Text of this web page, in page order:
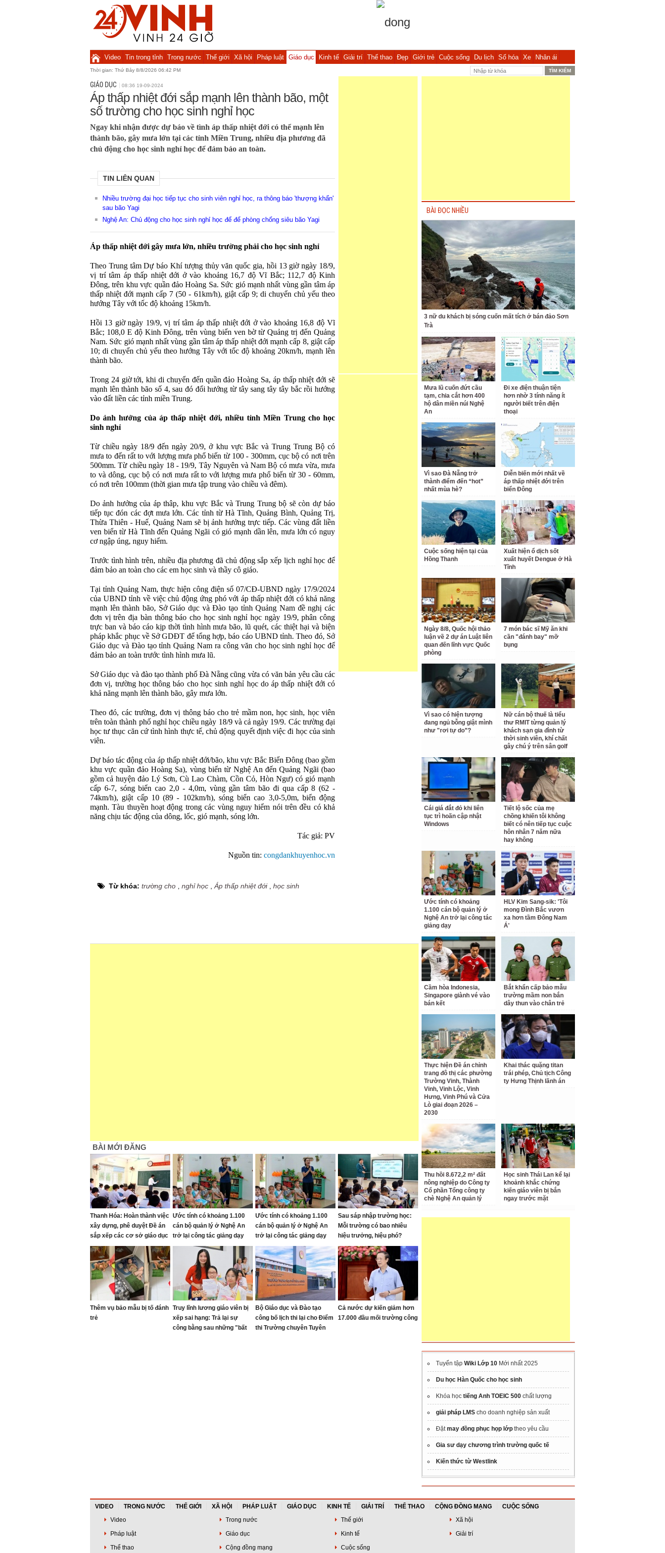
Video Tin trong tỉnh Trong nước Thế giới Xã hội Pháp luật Giáo dục Kinh tế Giải trí Thể thao Đẹp Giới trẻ Cuộc sống Du lịch Số hóa Xe Nhân ái
Thời gian: Thứ Bảy 8/8/2026 06:42 PM
GIÁO DỤC 08:36 19-09-2024
Áp thấp nhiệt đới sắp mạnh lên thành bão, một
số trường cho học sinh nghỉ học
Ngay khi nhận được dự báo về tình áp thấp nhiệt đới có thể mạnh lên
thành bão, gây mưa lớn tại các tỉnh Miền Trung, nhiều địa phương đã
chủ động cho học sinh nghỉ học để đảm bảo an toàn.
TIN LIÊN QUAN
Nhiều trường đại học tiếp tục cho sinh viên nghỉ học, ra thông báo 'thượng khẩn'
sau bão Yagi
Nghệ An: Chủ động cho học sinh nghỉ học để để phòng chống siêu bão Yagi
Áp thấp nhiệt đới gây mưa lớn, nhiều trường phải cho học sinh nghỉ
Theo Trung tâm Dự báo Khí tượng thủy văn quốc gia, hồi 13 giờ ngày 18/9,
vị trí tâm áp thấp nhiệt đới ở vào khoảng 16,7 độ Vĩ Bắc; 112,7 độ Kinh
Đông, trên khu vực quần đảo Hoàng Sa. Sức gió mạnh nhất vùng gần tâm áp
thấp nhiệt đới mạnh cấp 7 (50 - 61km/h), giật cấp 9; di chuyển chủ yếu theo
hướng Tây với tốc độ khoảng 15km/h.
Hồi 13 giờ ngày 19/9, vị trí tâm áp thấp nhiệt đới ở vào khoảng 16,8 độ Vĩ
Bắc; 108,0 E độ Kinh Đông, trên vùng biển ven bờ từ Quảng trị đến Quảng
Nam. Sức gió mạnh nhất vùng gần tâm áp thấp nhiệt đới mạnh cấp 8, giật cấp
10; di chuyển chủ yếu theo hướng Tây với tốc độ khoảng 20km/h, mạnh lên
thành bão.
Trong 24 giờ tới, khi di chuyển đến quần đảo Hoàng Sa, áp thấp nhiệt đới sẽ
mạnh lên thành bão số 4, sau đó đổi hướng từ tây sang tây tây bắc rồi hướng
vào đất liền các tỉnh miền Trung.
Do ảnh hưởng của áp thấp nhiệt đới, nhiều tỉnh Miền Trung cho học
sinh nghỉ
Từ chiều ngày 18/9 đến ngày 20/9, ở khu vực Bắc và Trung Trung Bộ có
mưa to đến rất to với lượng mưa phổ biến từ 100 - 300mm, cục bộ có nơi trên
500mm. Từ chiều ngày 18 - 19/9, Tây Nguyên và Nam Bộ có mưa vừa, mưa
to và dông, cục bộ có nơi mưa rất to với lượng mưa phổ biến từ 30 - 60mm,
có nơi trên 100mm (thời gian mưa tập trung vào chiều và đêm).
Do ảnh hưởng của áp thâp, khu vực Bắc và Trung Trung bộ sẽ còn dự báo
tiếp tục đón các đợt mưa lớn. Các tỉnh từ Hà Tĩnh, Quảng Bình, Quảng Trị,
Thừa Thiên - Huế, Quảng Nam sẽ bị ảnh hưởng trực tiếp. Các vùng đất liền
ven biển từ Hà Tĩnh đến Quảng Ngãi có gió mạnh dần lên, mưa lớn có nguy
cơ ngập úng, nguy hiểm.
Trước tình hình trên, nhiều địa phương đã chủ động sắp xếp lịch nghỉ học để
đảm bảo an toàn cho các em học sinh và thầy cô giáo.
Tại tỉnh Quảng Nam, thực hiện công điện số 07/CĐ-UBND ngày 17/9/2024
của UBND tỉnh về việc chủ động ứng phó với áp thấp nhiệt đới có khả năng
mạnh lên thành bão, Sở Giáo dục và Đào tạo tỉnh Quảng Nam đề nghị các
đơn vị trên địa bàn thông báo cho học sinh nghỉ học ngày 19/9, phân công
trực ban và báo cáo kịp thời tình hình mưa bão, lũ quét, các thiệt hại và biện
pháp khắc phục về Sở GDĐT để tổng hợp, báo cáo UBND tỉnh. Theo đó, Sở
Giáo dục và Đào tạo tỉnh Quảng Nam ra công văn cho học sinh nghỉ học để
đảm bảo an toàn trước tình hình mưa lũ.
Sở Giáo dục và đào tạo thành phố Đà Nẵng cũng vừa có văn bản yêu cầu các
đơn vị, trường học thông báo cho học sinh nghỉ học do áp thấp nhiệt đới có
khả năng mạnh lên thành bão, gây mưa lớn.
Theo đó, các trường, đơn vị thông báo cho trẻ mầm non, học sinh, học viên
trên toàn thành phố nghỉ học chiều ngày 18/9 và cả ngày 19/9. Các trường đại
học tư thục căn cứ tình hình thực tế, chủ động quyết định việc đi học của sinh
viên.
Dự báo tác động của áp thấp nhiệt đới/bão, khu vực Bắc Biển Đông (bao gồm
khu vực quần đảo Hoàng Sa), vùng biển từ Nghệ An đến Quảng Ngãi (bao
gồm cả huyện đảo Lý Sơn, Cù Lao Chàm, Cồn Cỏ, Hòn Ngư) có gió mạnh
cấp 6-7, sóng biển cao 2,0 - 4,0m, vùng gần tâm bão đi qua cấp 8 (62 -
74km/h), giật cấp 10 (89 - 102km/h), sóng biển cao 3,0-5,0m, biển động
mạnh. Tàu thuyền hoạt động trong các vùng nguy hiểm nói trên đều có khả
năng chịu tác động của dông, lốc, gió mạnh, sóng lớn.
Tác giả: PV
Nguồn tin: congdankhuyenhoc.vn
Từ khóa: trường cho nghỉ học Áp thấp nhiệt đới, học sinh
BÀI MỚI ĐĂNG
Thanh Hóa: Hoàn thành việc
xây dựng, phê duyệt Đề án
sắp xếp các cơ sở giáo dục
trước ngày 15/8
Ước tính có khoảng 1.100
cán bộ quản lý ở Nghệ An
trở lại công tác giảng dạy
Ước tính có khoảng 1.100
cán bộ quản lý ở Nghệ An
trở lại công tác giảng dạy
Sau sáp nhập trường học:
Mỗi trường có bao nhiêu
hiệu trưởng, hiệu phó?
Thêm vụ bảo mẫu bị tố đánh
trẻ
Truy lĩnh lương giáo viên bị
xếp sai hạng: Trả lại sự
công bằng sau những "bất
Bộ Giáo dục và Đào tạo
công bố lịch thi lại cho Điểm
thi Trường chuyên Tuyên
Cả nước dự kiến giảm hơn
17.000 đầu mối trường công
BÀI ĐỌC NHIỀU
3 nữ du khách bị sóng cuốn mất tích ở bán đảo Sơn
Trà
Mưa lũ cuốn đứt cầu
tạm, chia cắt hơn 400
hộ dân miền núi Nghệ
An
Đi xe điện thuận tiện
hơn nhờ 3 tính năng ít
người biết trên điện
thoại
Vì sao Đà Nẵng trở
thành điểm đến “hot”
nhất mùa hè?
Diễn biến mới nhất về
áp thấp nhiệt đới trên
biển Đông
Cuộc sống hiện tại của
Hồng Thanh
Xuất hiện ổ dịch sốt
xuất huyết Dengue ở Hà
Tĩnh
Ngày 8/8, Quốc hội thảo
luận về 2 dự án Luật liên
quan đến lĩnh vực Quốc
phòng
7 món bác sĩ Mỹ ăn khi
cần "đánh bay" mỡ
bụng
Vì sao có hiện tượng
đang ngủ bỗng giật mình
như "rơi tự do”?
Nữ cán bộ thuế là tiểu
thư RMIT từng quản lý
khách sạn gia đình từ
thời sinh viên, khí chất
gây chú ý trên sân golf
Cái giá đắt đỏ khi liên
tục trì hoãn cập nhật
Windows
Tiết lộ sốc của mẹ
chồng khiến tôi không
biết có nên tiếp tục cuộc
hôn nhân 7 năm nữa
hay không
Ước tính có khoảng
1.100 cán bộ quản lý ở
Nghệ An trở lại công tác
giảng dạy
HLV Kim Sang-sik: 'Tôi
mong Đình Bắc vươn
xa hơn tầm Đông Nam
Á'
Cầm hòa Indonesia,
Singapore giành vé vào
bán kết
Bắt khẩn cấp bảo mẫu
trường mầm non bắn
dây thun vào chân trẻ
Thực hiện Đề án chỉnh
trang đô thị các phường
Trường Vinh, Thành
Vinh, Vinh Lộc, Vinh
Hưng, Vinh Phú và Cửa
Lò giai đoạn 2026 –
2030
Khai thác quặng titan
trái phép, Chủ tịch Công
ty Hưng Thịnh lãnh án
Thu hồi 8.672,2 m² đất
nông nghiệp do Công ty
Cổ phần Tổng công ty
chè Nghệ An quản lý
Học sinh Thái Lan kể lại
khoảnh khắc chứng
kiến giáo viên bị bắn
ngay trước mặt
Tuyển tập Wiki Lớp 10 Mới nhất 2025
Du học Hàn Quốc cho học sinh
Khóa học tiếng Anh TOEIC 500 chất lượng
giải pháp LMS cho doanh nghiệp sản xuất
Đặtmay đồng phục họp lớp theo yêu cầu
Gia sư dạy chương trình trường quốc tế
Kiến thức từ Westlink
VIDEO TRONG NƯỚC THẾ GIỚI XÃ HỘI PHÁP LUẬT GIÁO DỤC KINH TẾ GIẢI TRÍ THỂ THAO CỘNG ĐỒNG MẠNG
CUỘC SỐNG
Video
Trong nước Thế giới
Xã hội
Pháp luật
Giáo dục Kinh tế
Giải trí
Thể thao
Cộng đồng mạng Cuộc sống